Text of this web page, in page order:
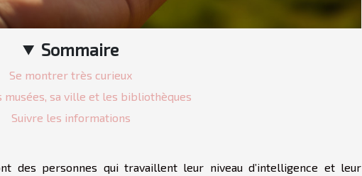
Sommaire
Se montrer très curieux
musées, sa ville et les bibliothèques
Suivre les informations
des personnes qui travaillent leur niveau d’intelligence et leur